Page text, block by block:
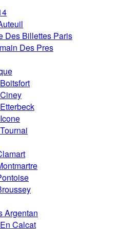
Des Billettes Paris
Des Pres
Argentan
Calcat